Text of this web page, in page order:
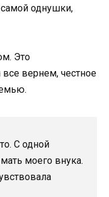
самой однушки,
Это
вернем, честное
С одной
моего внука.